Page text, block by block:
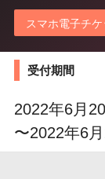
スマホ電子チケ
受付期間
2022年6月
〜2022年6